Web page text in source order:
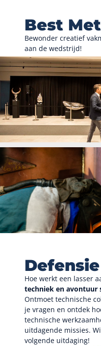
Best
Bewonder creatief
aan de wedstrijd!
ONTDEK
Defensie
Hoe werkt een lasser
techniek en avontuur
Ontmoet technische
je vragen en ontdek
technische
uitdagende missies.
volgende uitdaging!